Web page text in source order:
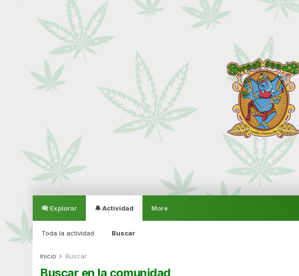
🗨 Explorar 🔔 Actividad
Toda la actividad Buscar
More
Inicio Buscar
Buscar en la comunidad